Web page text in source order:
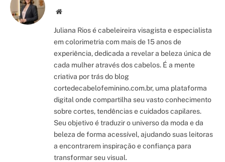
Site/Blog
Juliana Rios é cabeleireira visagista e especialista
em colorimetria com mais de 15 anos de
experiência, dedicada a revelar a beleza única de
cada mulher através dos cabelos. É a mente
criativa por trás do blog
cortedecabelofeminino.com.br, uma plataforma
digital onde compartilha seu vasto conhecimento
sobre cortes, tendências e cuidados capilares.
Seu objetivo é traduzir o universo da moda e da
beleza de forma acessível, ajudando suas leitoras
a encontrarem inspiração e confiança para
transformar seu visual.